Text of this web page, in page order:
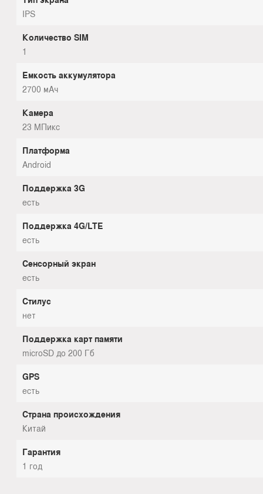
IPS
Количество SIM
1
Емкость аккумулятора
2700 мАч
Камера
23 МПикс
Платформа
Android
Поддержка 3G
есть
Поддержка 4G/LTE
есть
Сенсорный экран
есть
Стилус
нет
Поддержка карт памяти
microSD до 200 Гб
GPS
есть
Страна происхождения
Китай
Гарантия
1 год